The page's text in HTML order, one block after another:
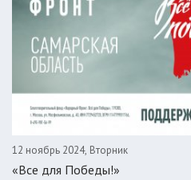
12 ноябрь 2024, Вторник
«Все для Победы!»